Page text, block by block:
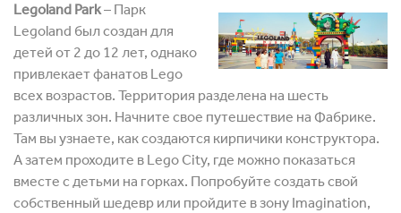
Legoland Park– Парк
Legoland был создан для
детей от 2 до 12 лет, однако
привлекает фанатов Lego
всех возрастов. Территория разделена на шесть
различных зон. Начните свое путешествие на Фабрике.
Там вы узнаете, как создаются кирпичики конструктора.
А затем проходите в Lego City, где можно показаться
вместе с детьми на горках. Попробуйте создать свой
собственный шедевр или пройдите в зону Imagination,